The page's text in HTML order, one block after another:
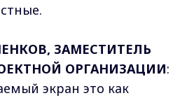
ЗАМЕСТИТЕЛЬ
ОРГАНИЗАЦИИ:
экран это как